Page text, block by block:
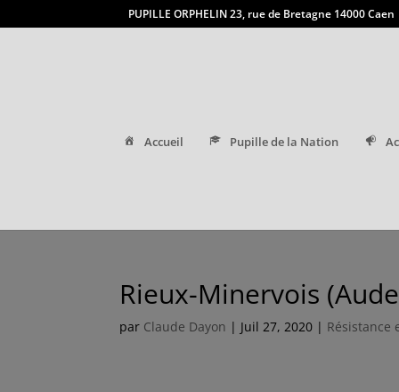
PUPILLE ORPHELIN 23, rue de Bretagne 14000 Caen
Accueil Pupille de la Nation
Rieux-Minervois
par Claude Dayon | Juil 27, 2020 | Résistance